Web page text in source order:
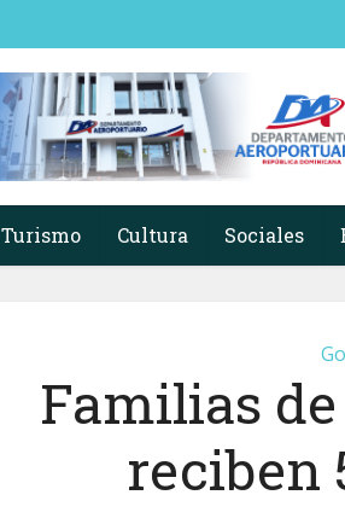
Turismo Cultura Sociales
Familias
reciben